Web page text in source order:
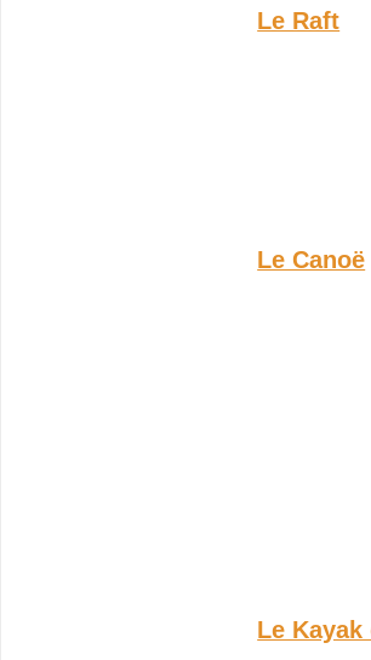
Le Raft
Le Canoë
Le